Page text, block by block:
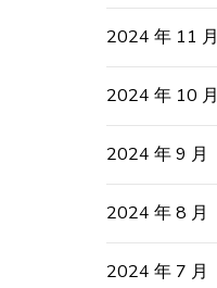
2024 年 11 月
2024 年 10 月
2024 年 9 月
2024 年 8 月
2024 年 7 月